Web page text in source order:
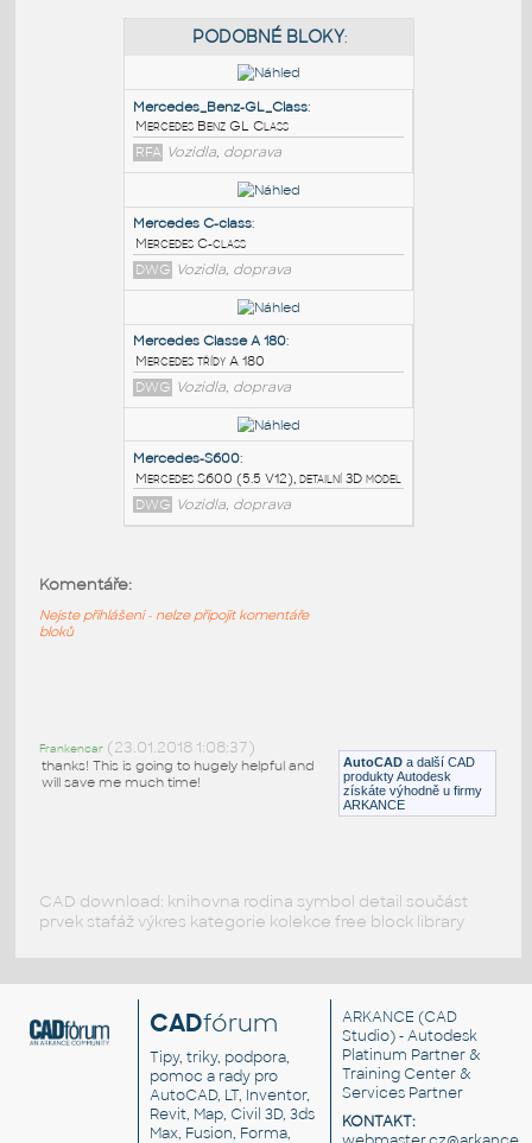
PODOBNÉ BLOKY
Mercedes_Benz-GL_Class
Mercedes Benz GL Class
RFA Vozidla, doprava
Mercedes C-class:
Mercedes C-class
DWG Vozidla, doprava
DWG
Vozidla, doprava
Mercedes S600 (5.5 V12), detailní 3D model
DWG Vozidla, doprava AutoCAD a další CAD
produkty Autodesk
získáte výhodně u firmy
ARKANCE
Komentáře:
Nejste přihlášeni - nelze připojit komentáře
bloků
Frankencar (23.01.2018 1:08:37)
thanks! This is going to hugely helpful and
will save me much time!
CAD download: knihovna rodina symbol detail součást
prvek stafáž výkres kategorie kolekce free block library
CADfórum
Tipy, triky, podpora,
pomoc a rady pro
AutoCAD, LT, Inventor,
Revit, Map, Civil 3D, 3ds
Max, Fusion, Forma,
ARKANCE (CAD
Studio) - Autodesk
Platinum Partner &
Training Center &
Services Partner
KONTAKT: